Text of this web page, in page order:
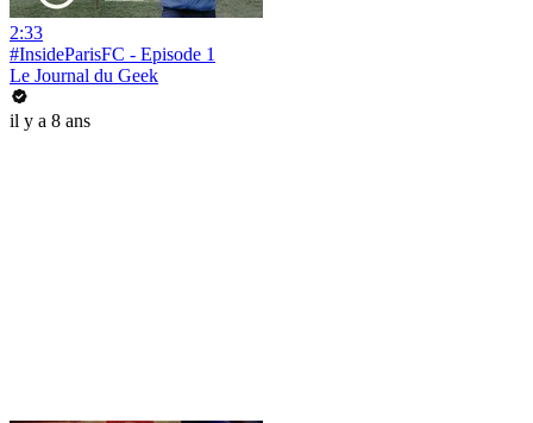
2:33
#InsideParisFC - Episode 1
Le Journal du Geek
il y a 8 ans